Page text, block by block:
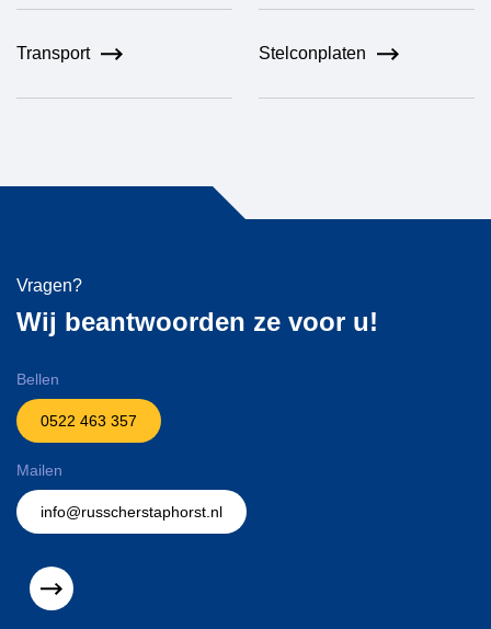
Transport Stelconplaten
Vragen?
Wij beantwoorden ze voor u!
Bellen
0522 463 357
Mailen
info@russcherstaphorst.nl